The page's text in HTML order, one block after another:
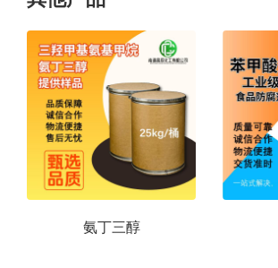
氨丁三醇